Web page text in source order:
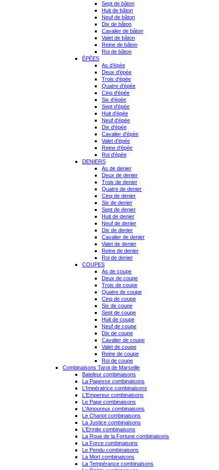
Sept de bâton
Huit de bâton
Neuf de bâton
Dix de bâton
Cavalier de bâton
Valet de bâton
Reine de bâton
Roi de bâton
ÉPÉES
As d'épée
Deux d'épée
Trois d'épée
Quatre d'épée
Cinq d'épée
Six d'épée
Sept d'épée
Huit d'épée
Neuf d'épée
Dix d'épée
Cavalier d'épée
Valet d'épée
Reine d'épée
Roi d'épée
DENIERS
As de denier
Deux de denier
Trois de denier
Quatre de denier
Cinq de denier
Six de denier
Sept de denier
Huit de denier
Neuf de denier
Dix de denier
Cavalier de denier
Valet de denier
Reine de denier
Roi de denier
COUPES
As de coupe
Deux de coupe
Trois de coupe
Quatre de coupe
Cinq de coupe
Six de coupe
Sept de coupe
Huit de coupe
Neuf de coupe
Dix de coupe
Cavalier de coupe
Valet de coupe
Reine de coupe
Roi de coupe
Combinaisons Tarot de Marseille
Bateleur combinaisons
La Papesse combinaisons
L'Impératrice combinaisons
L'Empereur combinaisons
Le Pape combinaisons
L'Amoureux combinaisons
Le Chariot combinaisons
La Justice combinaisons
L'Ermite combinaisons
La Roue de la Fortune combinaisons
La Force combinaisons
Le Pendu combinaisons
La Mort combinaisons
La Tempérance combinaisons